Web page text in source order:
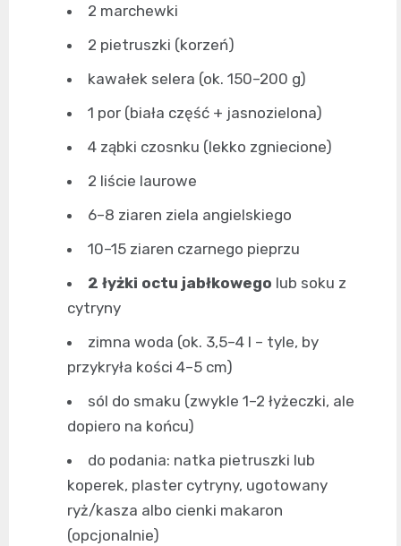
2 marchewki
2 pietruszki (korzeń)
kawałek selera (ok. 150–200 g)
1 por (biała część + jasnozielona)
4 ząbki czosnku (lekko zgniecione)
2 liście laurowe
6–8 ziaren ziela angielskiego
10–15 ziaren czarnego pieprzu
2 łyżki octu jabłkowego lub soku z
cytryny
zimna woda (ok. 3,5–4 l – tyle, by
przykryła kości 4–5 cm)
sól do smaku (zwykle 1–2 łyżeczki, ale
dopiero na końcu)
do podania: natka pietruszki lub
koperek, plaster cytryny, ugotowany
ryż/kasza albo cienki makaron
(opcjonalnie)